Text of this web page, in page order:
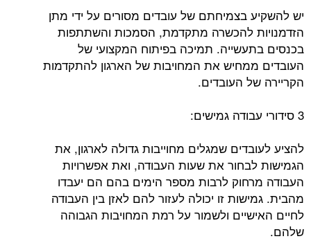
יש להשקיע בצמיחתם של עובדים מסורים על ידי מתן
הזדמנויות להכשרה מתקדמת, הסמכות והשתתפות
בכנסים בתעשייה. תמיכה בפיתוח המקצועי של
העובדים ממחיש את המחויבות של הארגון להתקדמות
הקריירה של העובדים.
3 סידורי עבודה גמישים:
להציע לעובדים שמגלים מחוייבות גדולה לארגון, את
הגמישות לבחור את שעות העבודה, ואת אפשרויות
העבודה מרחוק לרבות מספר הימים בהם הם יעבדו
מהבית. גמישות זו יכולה לעזור להם לאזן בין העבודה
לחיים האישיים ולשמור על רמת המחויבות הגבוהה
שלהם.